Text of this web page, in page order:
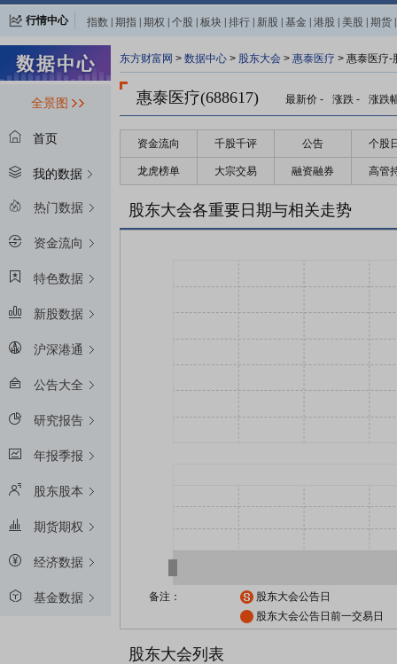
行情中心 指数 期指 期权 个股 板块 排行 新股 基金 港股 美股 期货
全景图
首页
我的数据
热门数据
资金流向
特色数据
新股数据
沪深港通
公告大全
研究报告
年报季报
股东股本
期货期权
经济数据
基金数据
东方财富网 > 数据中心 > 股东大会 > 惠泰医疗 > 惠泰医疗-
惠泰医疗(688617) 最新价 - 涨跌 - 涨跌
资金流向 千股千评 公告 个股
龙虎榜单 大宗交易 融资融券 高管
股东大会各重要日期与相关走势
备注：
股东大会公告日
股东大会公告日前一交易日
股东大会列表